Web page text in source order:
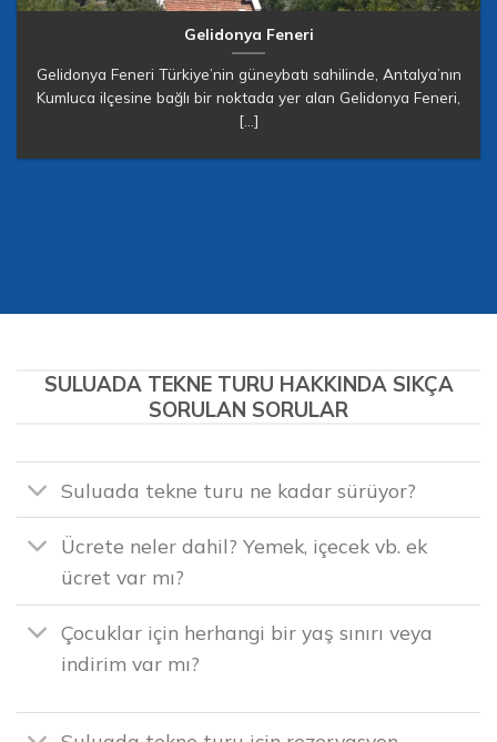
Gelidonya Feneri
Gelidonya Feneri Türkiye’nin güneybatı sahilinde, Antalya’nın
Kumluca ilçesine bağlı bir noktada yer alan Gelidonya Feneri,
[...]
SULUADA TEKNE TURU HAKKINDA SIKÇA
SORULAN SORULAR
Suluada tekne turu ne kadar sürüyor?
Ücrete neler dahil? Yemek, içecek vb. ek
ücret var mı?
Çocuklar için herhangi bir yaş sınırı veya
indirim var mı?